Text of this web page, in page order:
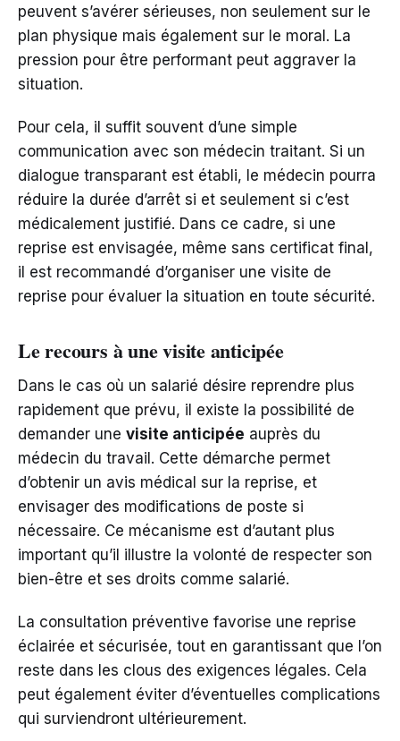
peuvent s’avérer sérieuses, non seulement sur le
plan physique mais également sur le moral. La
pression pour être performant peut aggraver la
situation.
Pour cela, il suffit souvent d’une simple
communication avec son médecin traitant. Si un
dialogue transparant est établi, le médecin pourra
réduire la durée d’arrêt si et seulement si c’est
médicalement justifié. Dans ce cadre, si une
reprise est envisagée, même sans certificat final,
il est recommandé d’organiser une visite de
reprise pour évaluer la situation en toute sécurité.
Le recours à une visite anticipée
Dans le cas où un salarié désire reprendre plus
rapidement que prévu, il existe la possibilité de
demander une visite anticipée auprès du
médecin du travail. Cette démarche permet
d’obtenir un avis médical sur la reprise, et
envisager des modifications de poste si
nécessaire. Ce mécanisme est d’autant plus
important qu’il illustre la volonté de respecter son
bien-être et ses droits comme salarié.
La consultation préventive favorise une reprise
éclairée et sécurisée, tout en garantissant que l’on
reste dans les clous des exigences légales. Cela
peut également éviter d’éventuelles complications
qui surviendront ultérieurement.